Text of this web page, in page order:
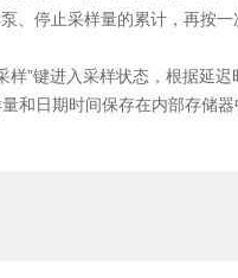
、停止采样量的累计，再按一
”键进入采样状态，根据延
和日期时间保存在内部存储